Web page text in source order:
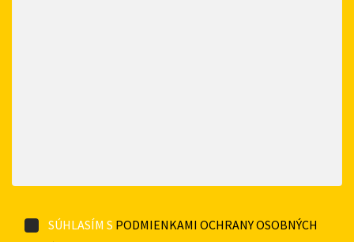
SÚHLASÍM S PODMIENKAMI OCHRANY OSOBNÝCH